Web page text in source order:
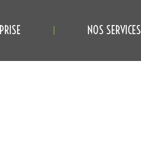
NOS SERVICES